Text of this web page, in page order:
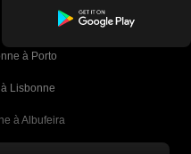
à Porto
Lisbonne
à Albufeira